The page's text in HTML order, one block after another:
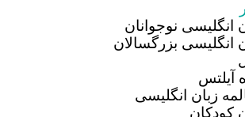
نوجوانان
بزرگسالان
انگلیسی